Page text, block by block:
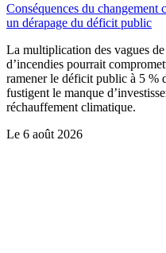
Conséquences du changement
un dérapage du déficit public
La multiplication des vagues de
d’incendies pourrait
ramener le déficit public à 5 %
fustigent le manque
réchauffement climatique.
Le 6 août 2026